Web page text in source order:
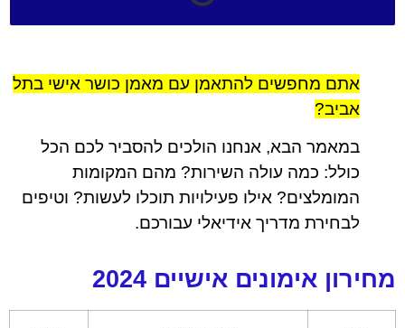
אתם מחפשים להתאמן עם מאמן כושר אישי בתל
אביב?
במאמר הבא, אנחנו הולכים להסביר לכם הכל
כולל: כמה עולה השירות? מהם המקומות
המומלצים? אילו פעילויות תוכלו לעשות? וטיפים
לבחירת מדריך אידיאלי עבורכם.
מחירון אימונים אישיים 2024